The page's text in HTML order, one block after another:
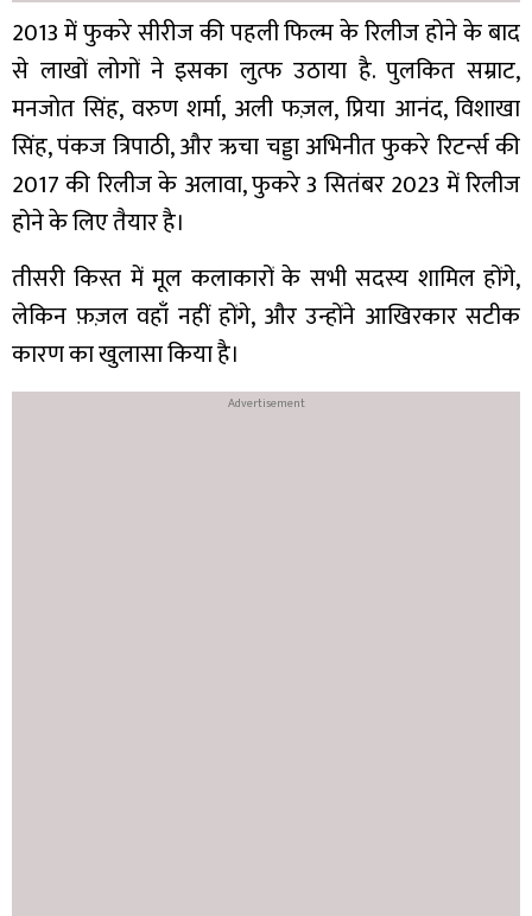
2013 में फुकरे सीरीज की पहली फिल्म के रिलीज होने के बाद
से लाखों लोगों ने इसका लुत्फ उठाया है. पुलकित सम्राट,
मनजोत सिंह, वरुण शर्मा, अली फज़ल, प्रिया आनंद, विशाखा
सिंह, पंकज त्रिपाठी, और ऋचा चड्डा अभिनीत फुकरे रिटर्न्स की
2017 की रिलीज के अलावा, फुकरे 3 सितंबर 2023 में रिलीज
होने के लिए तैयार है।
तीसरी किस्त में मूल कलाकारों के सभी सदस्य शामिल होंगे,
लेकिन फ़ज़ल वहाँ नहीं होंगे, और उन्होंने आखिरकार सटीक
कारण का खुलासा किया है।